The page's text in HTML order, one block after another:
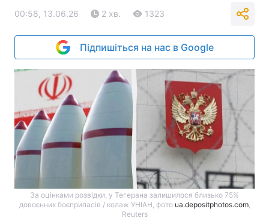
00:58, 13.06.26 2 хв. 1323
Підпишіться на нас в Google
За оцінками розвідки, у Тегерана залишилося близько 75%
довоєнних боєприпасів / колаж УНІАН, фото ua.depositphotos.com,
Reuters